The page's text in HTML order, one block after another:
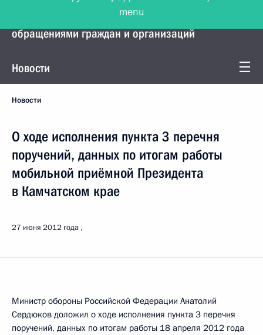
Управление Президента по работе с
обращениями граждан и организаций
Новости
Новости
О ходе исполнения пункта 3 перечня
поручений, данных по итогам работы
мобильной приёмной Президента
в Камчатском крае
27 июня 2012 года
Министр обороны Российской Федерации Анатолий
Сердюков доложил о ходе исполнения пункта 3 перечня
поручений, данных по итогам работы 18 апреля 2012 года
menu